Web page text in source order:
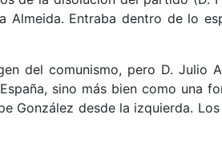
Almeida. Entraba dentro de lo
del comunismo, pero D. Julio
sino más bien como una
González desde la izquierda.